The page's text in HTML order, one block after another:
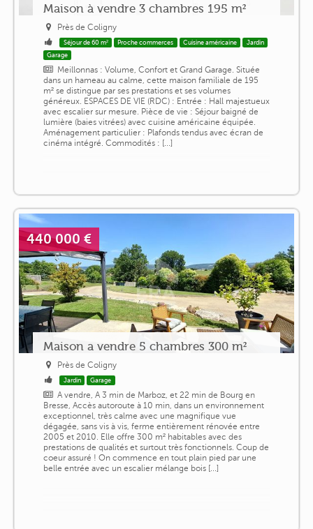
Maison à vendre 3 chambres 195 m²
Près de Coligny
Séjour de 60 m² Proche commerces Cuisine américaine
Jardin
Garage
Meillonnas : Volume, Confort et Grand Garage. Située
dans un hameau au calme, cette maison familiale de 195
m² se distingue par ses prestations et ses volumes
généreux. ESPACES DE VIE (RDC) : Entrée : Hall majestueux
avec escalier sur mesure. Pièce de vie : Séjour baigné de
lumière (baies vitrées) avec cuisine américaine équipée.
Aménagement particulier : Plafonds tendus avec écran de
cinéma intégré. Commodités : [...]
440 000 €
Maison a vendre 5 chambres 300 m²
Près de Coligny
Jardin Garage
A vendre, A 3 min de Marboz, et 22 min de Bourg en
Bresse, Accès autoroute à 10 min, dans un environnement
exceptionnel, très calme avec une magnifique vue
dégagée, sans vis à vis, ferme entièrement rénovée entre
2005 et 2010. Elle offre 300 m² habitables avec des
prestations de qualités et surtout très fonctionnels. Coup de
coeur assuré ! On commence en tout plain pied par une
belle entrée avec un escalier mélange bois [...]